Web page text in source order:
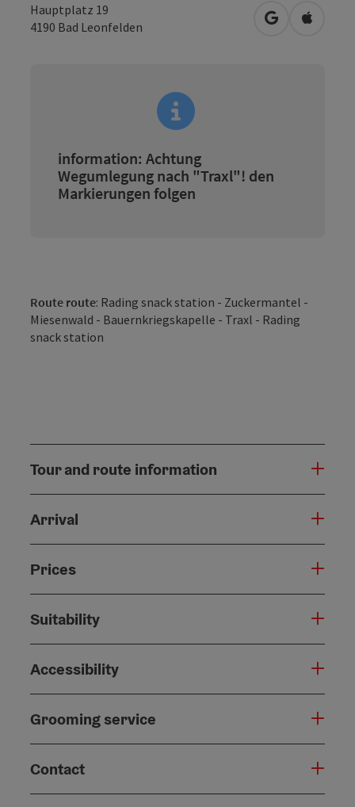
Hauptplatz 19
4190 Bad Leonfelden open inOpen in
information: Achtung
Wegumlegung nach "Traxl"! den
Markierungen folgen
Route route: Rading snack station - Zuckermantel -
Miesenwald - Bauernkriegskapelle - Traxl - Rading
snack station
Tour and route information
Arrival
Prices
Suitability
Accessibility
Grooming service
Contact